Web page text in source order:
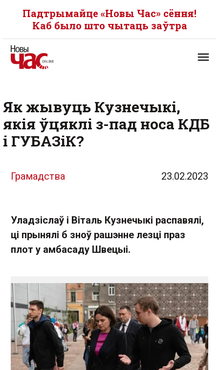
Падтрымайце «Новы Час» сёння!
Каб было што чытаць заўтра
Як жывуць Кузнечыкі,
якія ўцяклі з-пад носа КДБ
і ГУБАЗіК?
Грамадства 23.02.2023
Уладзіслаў і Віталь Кузнечыкі распавялі,
ці прынялі б зноў рашэнне лезці праз
плот у амбасаду Швецыі.